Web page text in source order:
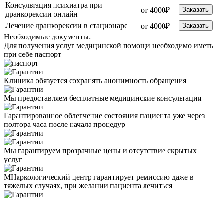
Консультация психиатра при
дранкорексии онлайн
от 4000₽ Заказать
Лечение дранкорексии в стационаре от 4000₽ Заказать
Необходимые документы:
Для получения услуг медицинской помощи необходимо иметь
при себе паспорт
Клиника обязуется сохранять анонимность обращения
Мы предоставляем бесплатные медицинские консультации
Гарантированное облегчение состояния пациента уже через
полтора часа после начала процедур
Мы гарантируем прозрачные цены и отсутствие скрытых
услуг
МНаркологический центр гарантирует ремиссию даже в
тяжелых случаях, при желании пациента лечиться